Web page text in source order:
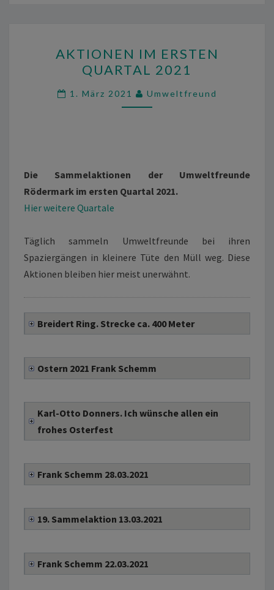
IM
ERSTEN
QUARTAL
2021
AKTIONEN IM ERSTEN
QUARTAL 2021
1. März 2021 Umweltfreund
Die Sammelaktionen der Umweltfreunde
Rödermark im ersten Quartal 2021.
Hier weitere Quartale
Täglich sammeln Umweltfreunde bei ihren
Spaziergängen in kleinere Tüte den Müll weg. Diese
Aktionen bleiben hier meist unerwähnt.
Breidert Ring. Strecke ca. 400 Meter
Ostern 2021 Frank Schemm
Karl-Otto Donners. Ich wünsche allen ein
frohes Osterfest
Frank Schemm 28.03.2021
19. Sammelaktion 13.03.2021
Frank Schemm 22.03.2021